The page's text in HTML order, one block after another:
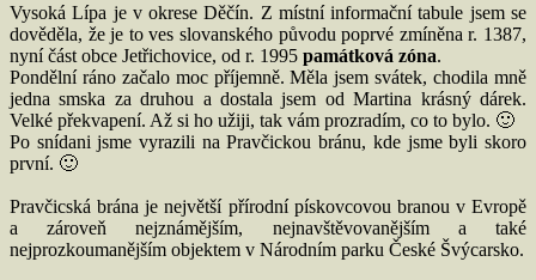
Vysoká Lípa je v okrese Děčín. Z místní informační tabule jsem se
dověděla, že je to ves slovanského původu poprvé zmíněna r. 1387,
nyní část obce Jetřichovice, od r. 1995 památková zóna.
Pondělní ráno začalo moc příjemně. Měla jsem svátek, chodila mně
jedna smska za druhou a dostala jsem od Martina krásný dárek.
Velké překvapení. Až si ho užiji, tak vám prozradím, co to bylo. 🙂
Po snídani jsme vyrazili na Pravčickou bránu, kde jsme byli skoro
první. 🙂
Pravčicská brána je největší přírodní pískovcovou branou v Evropě
a zároveň nejznámějším, nejnavštěvovanějším a také
nejprozkoumanějším objektem v Národním parku České Švýcarsko.